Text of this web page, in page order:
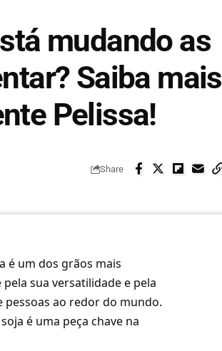
mudando as
Saiba mais
Pelissa!
Share
é um dos grãos mais
sua versatilidade e pela
ao redor do mundo.
é uma peça chave na